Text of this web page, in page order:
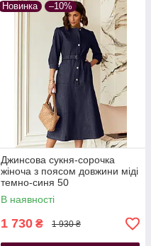
Новинка –10%
Джинсова сукня-сорочка
жіноча з поясом довжини міді
темно-синя 50
В наявності
1 730 ₴ 1 930 ₴